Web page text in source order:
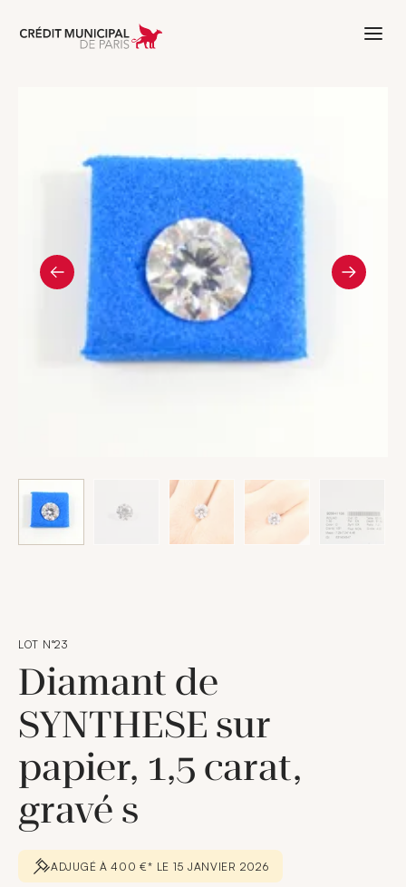
Aller à l'accueil de Crédit Municipal
LOT N°23
Diamant de
SYNTHESE sur
papier, 1,5 carat,
gravé s
ADJUGÉ À 400 €* LE 15 JANVIER 2026